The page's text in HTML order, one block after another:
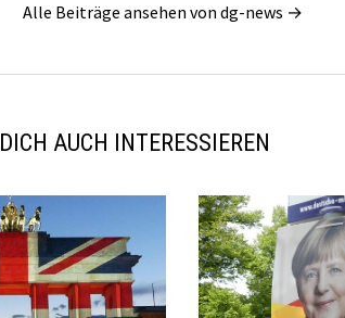
Alle Beiträge ansehen von dg-news →
AUCH INTERESSIEREN